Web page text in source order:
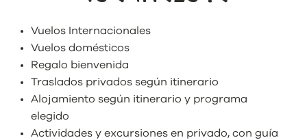
Vuelos Internacionales
Vuelos domésticos
Regalo bienvenida
Traslados privados según itinerario
Alojamiento según itinerario y programa
elegido
Actividades y excursiones en privado, con guía